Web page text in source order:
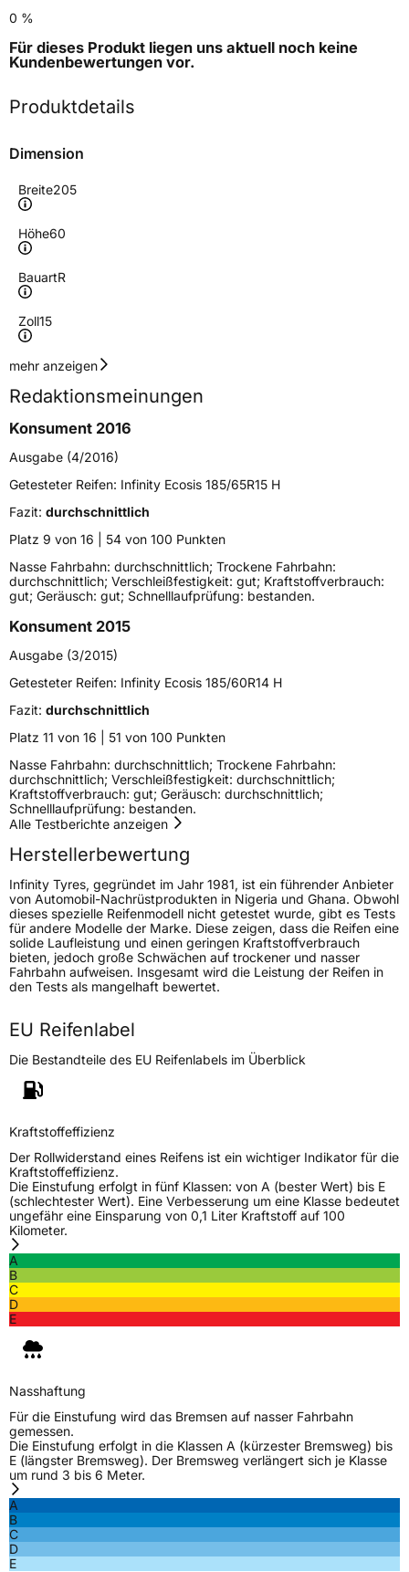
0 %
Für dieses Produkt liegen uns aktuell noch keine
Kundenbewertungen vor.
Produktdetails
Dimension
Breite205
Höhe60
BauartR
Zoll15
Geschwindigkeitsindex
Höchstgeschwindigkeit
240 km/h
Lastindex91
Höchstlast615 kg
Generelle Merkmale
VerwendungSommerreifen
Modellname
Ecosis
FahrzeugartPKW & SUV
Weitere Eigenschaften
TL
ZustandNeureifen
EU Label
EffizienzC
NasshaftungC
Rollgeräusch (Klasse) B
Rollgeräusch (dB)71
Fahrzeugklasse
3PMSF / Schneeflockensymbol / Alpine-SymbolNein
HerstellerkontaktLinglong Germany GmbH, Bahnhofstraße 8
30159 Hannover Deutschland,
LLG_info@linglong.cn
mehr anzeigen
Redaktionsmeinungen
Konsument 2016
Ausgabe (4/2016)
Getesteter Reifen: Infinity Ecosis 185/65R15 H
Fazit: durchschnittlich
Platz 9 von 16 | 54 von 100 Punkten
Nasse Fahrbahn: durchschnittlich; Trockene Fahrbahn:
durchschnittlich; Verschleißfestigkeit: gut; Kraftstoffverbrauch:
gut; Geräusch: gut; Schnelllaufprüfung: bestanden.
Konsument 2015
Ausgabe (3/2015)
Getesteter Reifen: Infinity Ecosis 185/60R14 H
Fazit: durchschnittlich
Platz 11 von 16 | 51 von 100 Punkten
Nasse Fahrbahn: durchschnittlich; Trockene Fahrbahn:
durchschnittlich; Verschleißfestigkeit: durchschnittlich;
Kraftstoffverbrauch: gut; Geräusch: durchschnittlich;
Schnelllaufprüfung: bestanden.
Alle Testberichte anzeigen
Herstellerbewertung
Infinity Tyres, gegründet im Jahr 1981, ist ein führender Anbieter
von Automobil-Nachrüstprodukten in Nigeria und Ghana. Obwohl
dieses spezielle Reifenmodell nicht getestet wurde, gibt es Tests
für andere Modelle der Marke. Diese zeigen, dass die Reifen eine
solide Laufleistung und einen geringen Kraftstoffverbrauch
bieten, jedoch große Schwächen auf trockener und nasser
Fahrbahn aufweisen. Insgesamt wird die Leistung der Reifen in
den Tests als mangelhaft bewertet.
EU Reifenlabel
Die Bestandteile des EU Reifenlabels im Überblick
Kraftstoffeffizienz
Der Rollwiderstand eines Reifens ist ein wichtiger Indikator für die
Kraftstoffeffizienz.
Die Einstufung erfolgt in fünf Klassen: von A (bester Wert) bis E
(schlechtester Wert). Eine Verbesserung um eine Klasse bedeutet
ungefähr eine Einsparung von 0,1 Liter Kraftstoff auf 100
Kilometer.
A
B
C
D
E
Nasshaftung
Für die Einstufung wird das Bremsen auf nasser Fahrbahn
gemessen.
Die Einstufung erfolgt in die Klassen A (kürzester Bremsweg) bis
E (längster Bremsweg). Der Bremsweg verlängert sich je Klasse
um rund 3 bis 6 Meter.
A
B
C
D
E